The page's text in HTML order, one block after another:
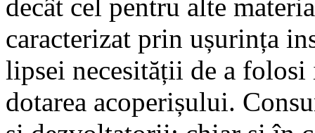
decât cel pentru alte
caracterizat prin ușurința
lipsei necesității de a folosi
dotarea acoperișului.